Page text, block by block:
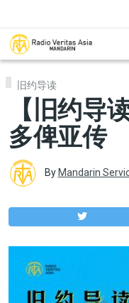
旧约导读
【旧约导
多俾亚传
By Mandarin